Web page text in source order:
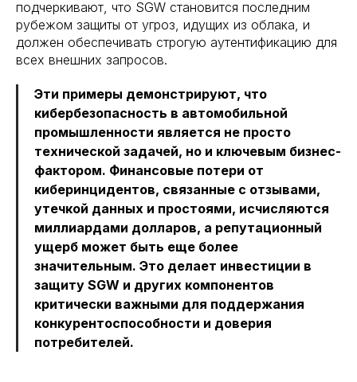
подчеркивают, что SGW становится последним
рубежом защиты от угроз, идущих из облака, и
должен обеспечивать строгую аутентификацию для
всех внешних запросов.
Эти примеры демонстрируют, что
кибербезопасность в автомобильной
промышленности является не просто
технической задачей, но и ключевым бизнес-
фактором. Финансовые потери от
киберинцидентов, связанные с отзывами,
утечкой данных и простоями, исчисляются
миллиардами долларов, а репутационный
ущерб может быть еще более
значительным. Это делает инвестиции в
защиту SGW и других компонентов
критически важными для поддержания
конкурентоспособности и доверия
потребителей.